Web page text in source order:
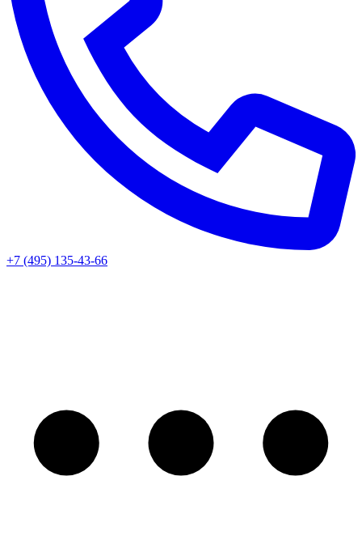
+7 (495) 135-43-66